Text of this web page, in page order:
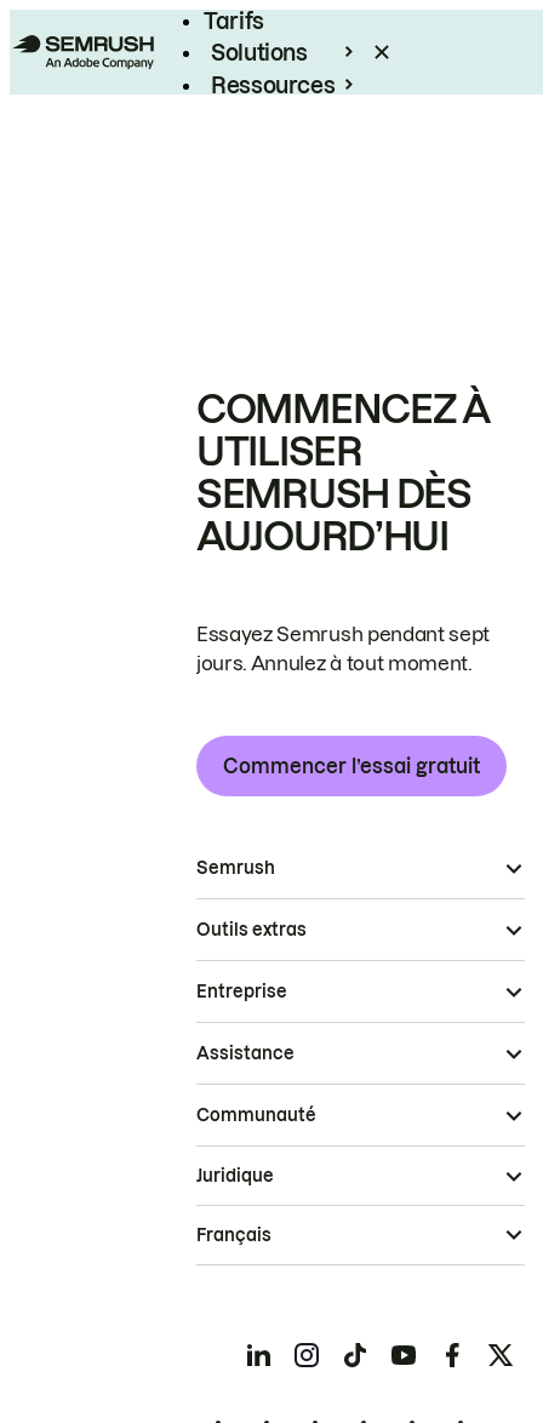
Tarifs
Solutions
Ressources
COMMENCEZ À
UTILISER
SEMRUSH DÈS
AUJOURD’HUI
Essayez Semrush pendant sept
jours. Annulez à tout moment.
Commencer l’essai gratuit
Semrush
Outils extras
Entreprise
Assistance
Communauté
Juridique
Français